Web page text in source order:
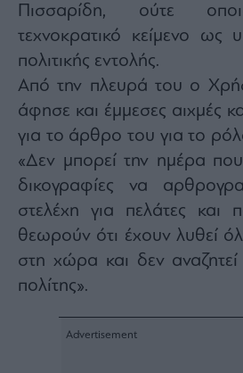
Πισσαρίδη, ούτε
τεχνοκρατικό κείμενο ως
πολιτικής εντολής.
Από την πλευρά του ο
άφησε και έμμεσες αιχμές
για το άρθρο του για το
«Δεν μπορεί την ημέρα
δικογραφίες να
στελέχη για πελάτες και
θεωρούν ότι έχουν λυθεί
στη χώρα και δεν
πολίτης».